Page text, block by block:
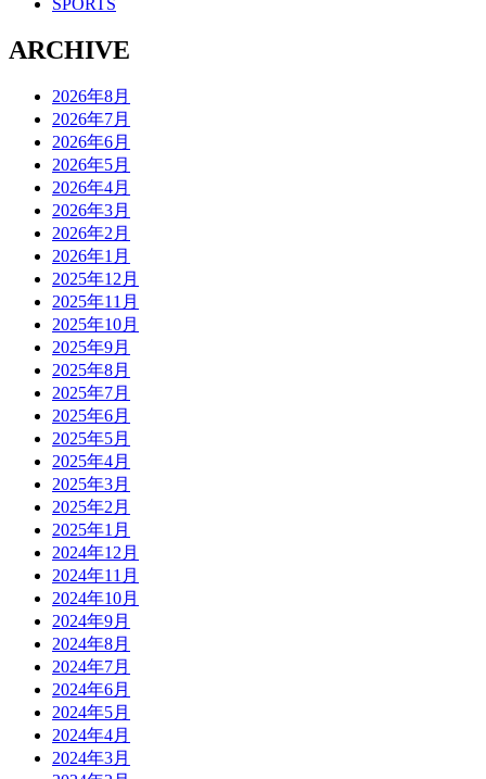
ARCHIVE
2026年8月
2026年7月
2026年6月
2026年5月
2026年4月
2026年3月
2026年2月
2026年1月
2025年12月
2025年11月
2025年10月
2025年9月
2025年8月
2025年7月
2025年6月
2025年5月
2025年4月
2025年3月
2025年2月
2025年1月
2024年12月
2024年11月
2024年10月
2024年9月
2024年8月
2024年7月
2024年6月
2024年5月
2024年4月
2024年3月